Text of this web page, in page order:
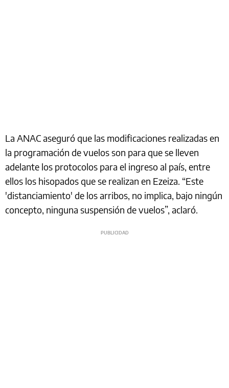
La ANAC aseguró que las modificaciones realizadas en
la programación de vuelos son para que se lleven
adelante los protocolos para el ingreso al país, entre
ellos los hisopados que se realizan en Ezeiza. “Este
'distanciamiento' de los arribos, no implica, bajo ningún
concepto, ninguna suspensión de vuelos”, aclaró.